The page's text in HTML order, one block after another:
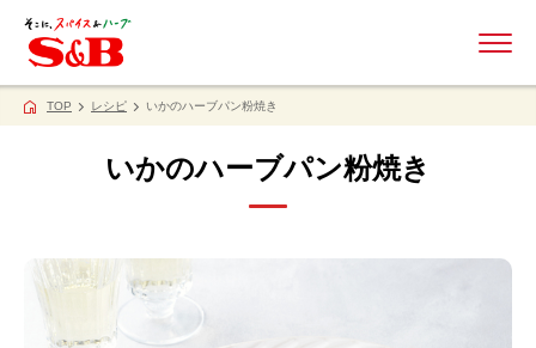
TOP レシピ いかのハーブパン粉焼き
いかのハーブパン粉焼き